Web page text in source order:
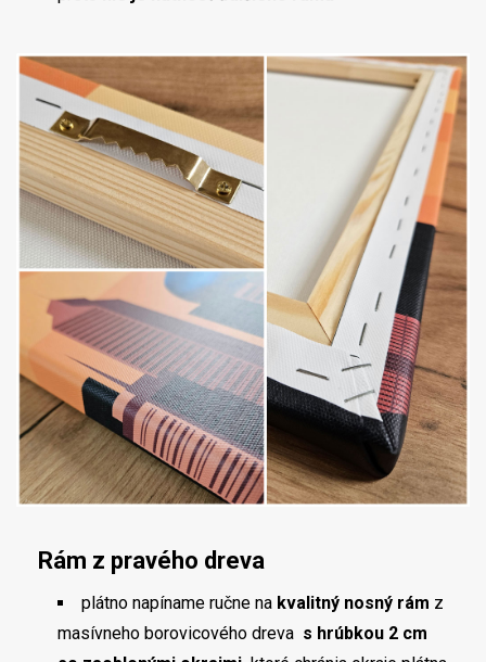
Rám z pravého dreva
plátno napíname ručne na kvalitný nosný rám z
masívneho borovicového dreva s hrúbkou 2 cm